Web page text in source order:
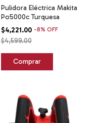
Pulidora Eléctrica Makita
Po5000c Turquesa
$4,221.00 -8% OFF
$4,599.00